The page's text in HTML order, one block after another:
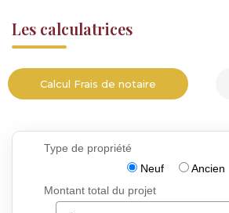
Les calculatrices
Calcul Frais de notaire